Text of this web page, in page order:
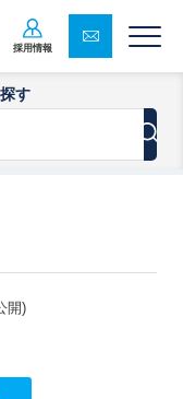
採用情報
す
開)